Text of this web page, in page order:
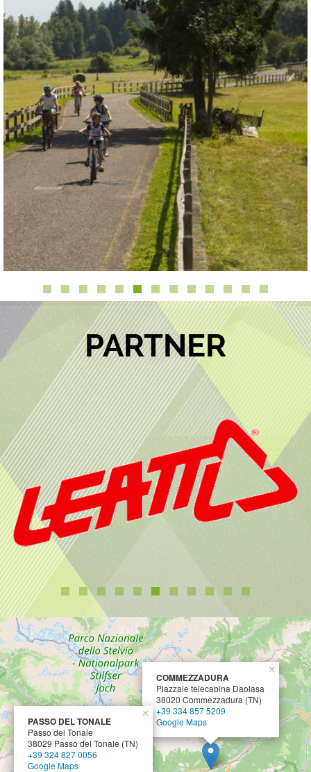
PARTNER
COMMEZZADURA
Piazzale telecabina Daolasa
38020 Commezzadura (TN)
+39 334 857 5209
Google Maps
×
PASSO DEL TONALE
Passo del Tonale
38029 Passo del Tonale (TN)
+39 324 827 0056
Google Maps
×